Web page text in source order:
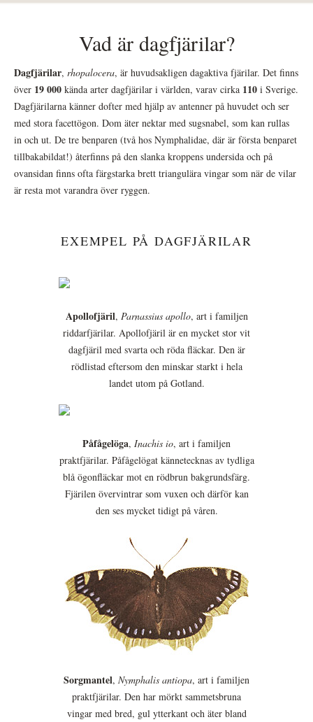
Vad är dagfjärilar?
Dagfjärilar, rhopalocera, är huvudsakligen dagaktiva fjärilar. Det finns
över 19 000 kända arter dagfjärilar i världen, varav cirka 110 i Sverige.
Dagfjärilarna känner dofter med hjälp av antenner på huvudet och ser
med stora facettögon. Dom äter nektar med sugsnabel, som kan rullas
in och ut. De tre benparen (två hos Nymphalidae, där är första benparet
tillbakabildat!) återfinns på den slanka kroppens undersida och på
ovansidan finns ofta färgstarka brett triangulära vingar som när de vilar
är resta mot varandra över ryggen.
EXEMPEL PÅ DAGFJÄRILAR
Apollofjäril, Parnassius apollo, art i familjen
riddarfjärilar. Apollofjäril är en mycket stor vit
dagfjäril med svarta och röda fläckar. Den är
rödlistad eftersom den minskar starkt i hela
landet utom på Gotland.
Påfågelöga, Inachis io, art i familjen
praktfjärilar. Påfågelögat kännetecknas av tydliga
blå ögonfläckar mot en rödbrun bakgrundsfärg.
Fjärilen övervintrar som vuxen och därför kan
den ses mycket tidigt på våren.
Sorgmantel, Nymphalis antiopa, art i familjen
praktfjärilar. Den har mörkt sammetsbruna
vingar med bred, gul ytterkant och äter bland